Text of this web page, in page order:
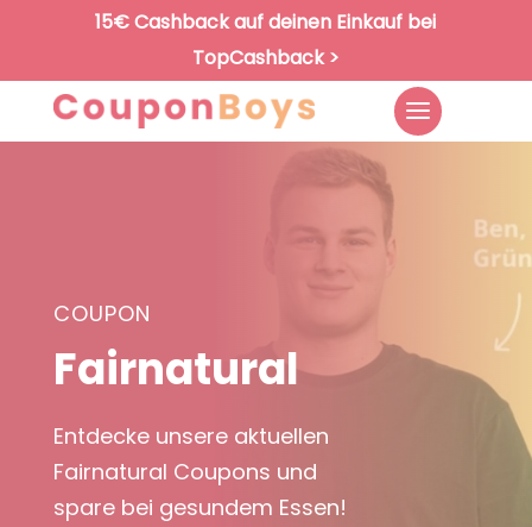
15€ Cashback auf deinen Einkauf bei
TopCashback >
COUPON
Fairnatural
Entdecke unsere aktuellen
Fairnatural Coupons und
spare bei gesundem Essen!